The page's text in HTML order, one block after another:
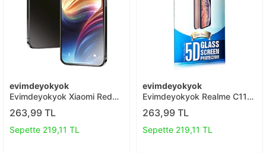
evimdeyokyok
Evimdeyokyok Xiaomi Redmi
Note 8 Pro 3d Antistatik Mat
Seramik Nano Ekran
Koruyucu T20
263,99 TL
Sepette 219,11 TL
evimdeyokyok
Evimdeyokyok Realme C11
2021 5d Eko Cam Ekran
Koruyucu T20
263,99 TL
Sepette 219,11 TL